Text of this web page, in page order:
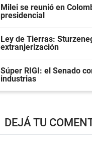
Milei se reunió en
presidencial
Ley de Tierras:
extranjerización
Súper RIGI: el Senado
industrias
DEJÁ TU